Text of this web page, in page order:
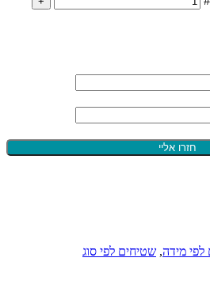
לפי מידה, שטיחים לפי סוג